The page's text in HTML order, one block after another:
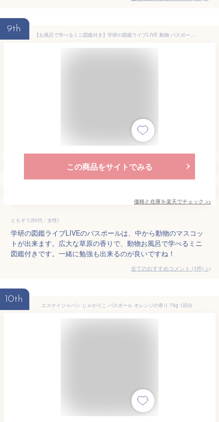
9th
【お風呂で学べるミニ図鑑付き】学研の図鑑ライブLIVE 動物 バスボール 広大な草原の香り マスコット入り入浴剤 発泡タイプ (gkn-6) 単品 アーベン がっけん バスボム おもちゃ キッズ 子供 グッズ プチギフト バス用品 おふろ バスフィズ リラックス 2023年
この商品をサイトでみる
価格と在庫を楽天でチェック >>
ともぞう(50代・女性)
学研の図鑑ライブLIVEのバスボールは、中から動物のマスコッ
トが出来ます。広大な草原の香りで、動物お風呂で学べるミニ
図鑑付きです。一緒に勉強も出来るのが良いですね！
全てのおすすめコメント (1件) >
10th
エスケイジャパン じゃがりこ バスボール オレンジの香り 75g 1回分